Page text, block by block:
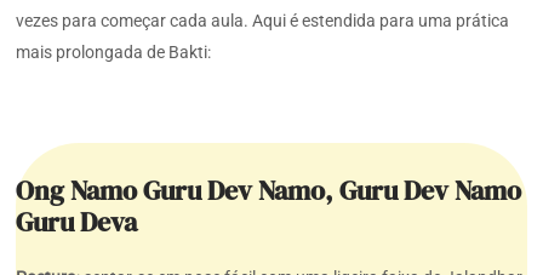
vezes para começar cada aula. Aqui é estendida para uma prática
mais prolongada de Bakti:
Ong Namo Guru Dev Namo, Guru Dev Namo
Guru Deva